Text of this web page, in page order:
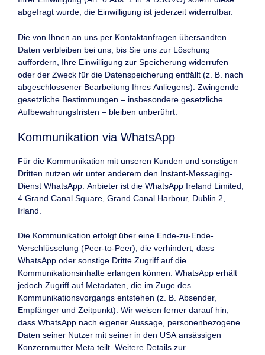
abgefragt wurde; die Einwilligung ist jederzeit widerrufbar.
Die von Ihnen an uns per Kontaktanfragen übersandten
Daten verbleiben bei uns, bis Sie uns zur Löschung
auffordern, Ihre Einwilligung zur Speicherung widerrufen
oder der Zweck für die Datenspeicherung entfällt (z. B. nach
abgeschlossener Bearbeitung Ihres Anliegens). Zwingende
gesetzliche Bestimmungen – insbesondere gesetzliche
Aufbewahrungsfristen – bleiben unberührt.
Kommunikation via WhatsApp
Für die Kommunikation mit unseren Kunden und sonstigen
Dritten nutzen wir unter anderem den Instant-Messaging-
Dienst WhatsApp. Anbieter ist die WhatsApp Ireland Limited,
4 Grand Canal Square, Grand Canal Harbour, Dublin 2,
Irland.
Die Kommunikation erfolgt über eine Ende-zu-Ende-
Verschlüsselung (Peer-to-Peer), die verhindert, dass
WhatsApp oder sonstige Dritte Zugriff auf die
Kommunikationsinhalte erlangen können. WhatsApp erhält
jedoch Zugriff auf Metadaten, die im Zuge des
Kommunikationsvorgangs entstehen (z. B. Absender,
Empfänger und Zeitpunkt). Wir weisen ferner darauf hin,
dass WhatsApp nach eigener Aussage, personenbezogene
Daten seiner Nutzer mit seiner in den USA ansässigen
Konzernmutter Meta teilt. Weitere Details zur